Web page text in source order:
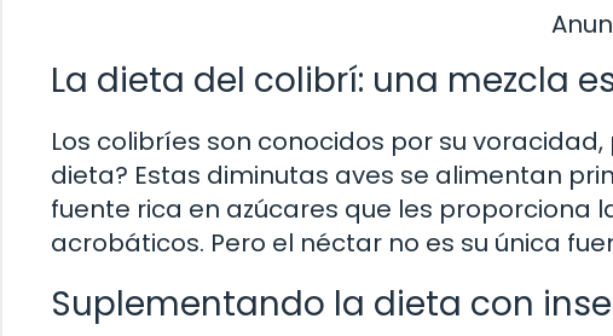
La dieta del colibrí: una mezcla
Los colibríes son conocidos por su
dieta? Estas diminutas aves se alimentan
fuente rica en azúcares que les proporciona
acrobáticos. Pero el néctar no es su única
Suplementando la dieta con